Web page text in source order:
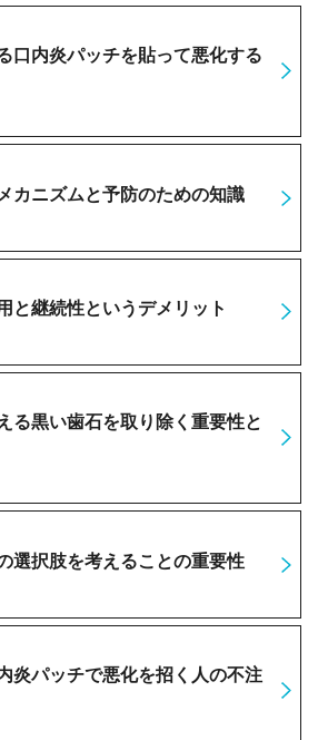
口内炎パッチを貼って悪化する
カニズムと予防のための知識
と継続性というデメリット
る黒い歯石を取り除く重要性と
選択肢を考えることの重要性
炎パッチで悪化を招く人の不注